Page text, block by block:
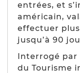
entrées, et
américain,
effectuer
jusqu’à 90
Interrogé par
du Tourisme